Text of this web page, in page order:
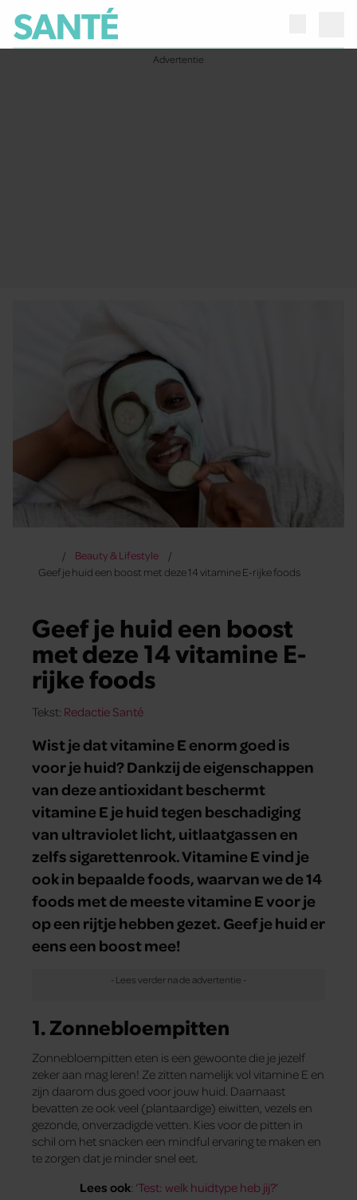
Beauty & Lifestyle
Geef je huid een boost met deze 14 vitamine E-rijke foods
Geef je huid een boost
met deze 14 vitamine E-
rijke foods
Tekst: Redactie Santé
Wist je dat vitamine E enorm goed is
voor je huid? Dankzij de eigenschappen
van deze antioxidant beschermt
vitamine E je huid tegen beschadiging
van ultraviolet licht, uitlaatgassen en
zelfs sigarettenrook. Vitamine E vind je
ook in bepaalde foods, waarvan we de 14
foods met de meeste vitamine E voor je
op een rijtje hebben gezet. Geef je huid er
eens een boost mee!
1. Zonnebloempitten
Zonnebloempitten eten is een gewoonte die je jezelf
zeker aan mag leren! Ze zitten namelijk vol vitamine E en
zijn daarom dus goed voor jouw huid. Daarnaast
bevatten ze ook veel (plantaardige) eiwitten, vezels en
gezonde, onverzadigde vetten. Kies voor de pitten in
schil om het snacken een mindful ervaring te maken en
te zorgen dat je minder snel eet.
Lees ook: ‘Test: welk huidtype heb jij?’